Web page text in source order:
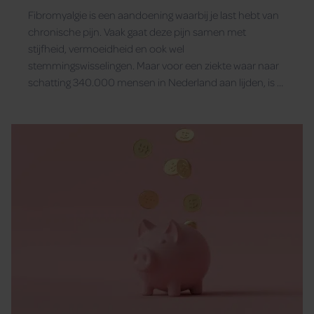
Fibromyalgie is een aandoening waarbij je last hebt van
chronische pijn. Vaak gaat deze pijn samen met
stijfheid, vermoeidheid en ook wel
stemmingswisselingen. Maar voor een ziekte waar naar
schatting 340.000 mensen in Nederland aan lijden, is er